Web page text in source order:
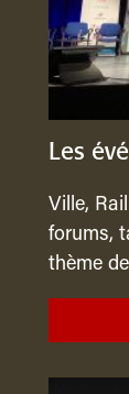
Les
Ville,
forums,
thème